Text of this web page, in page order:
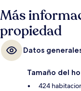
público: Estación de
Estación de metro de
Más
propiedad
Datos
Tamaño del
424